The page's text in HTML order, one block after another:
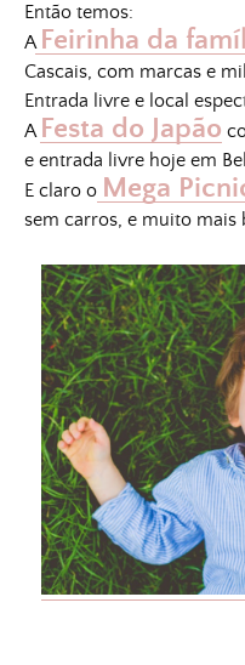
Então temos:
A Feirinha da
Cascais, com marcas e
Entrada livre e local
A Festa do Japão
e entrada livre hoje em
E claro o Mega
sem carros, e muito mais